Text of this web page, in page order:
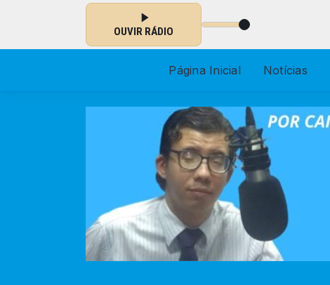
OUVIR RÁDIO
Tocando agora: Everybody Wants To Rule The World
Página Inicial Notícias